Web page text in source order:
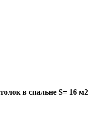
в спальне S= 16 м2